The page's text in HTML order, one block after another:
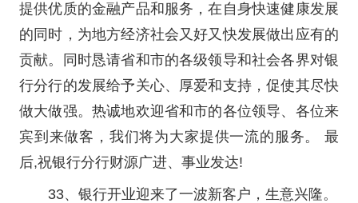
提供优质的金融产品和服务，在自身快速健康发展
的同时，为地方经济社会又好又快发展做出应有的
贡献。同时恳请省和市的各级领导和社会各界对银
行分行的发展给予关心、厚爱和支持，促使其尽快
做大做强。热诚地欢迎省和市的各位领导、各位来
宾到来做客，我们将为大家提供一流的服务。 最
后,祝银行分行财源广进、事业发达!
33、银行开业迎来了一波新客户，生意兴隆。